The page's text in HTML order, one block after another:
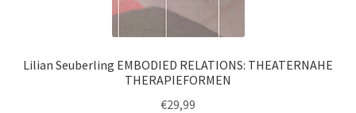
Lilian Seuberling EMBODIED RELATIONS: THEATERNAHE
THERAPIEFORMEN
€29,99